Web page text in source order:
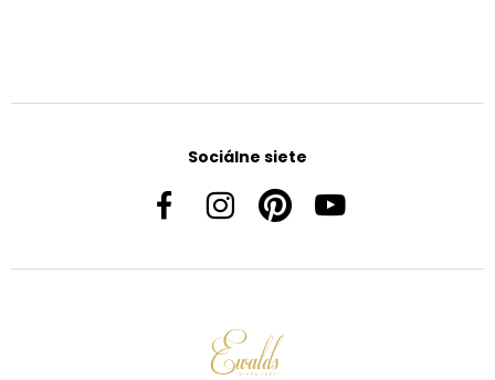
Sociálne siete